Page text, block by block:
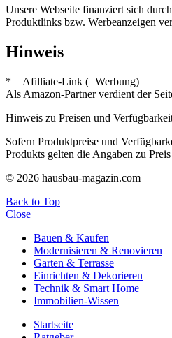
Unsere Webseite finanziert sich
Produktlinks bzw. Werbeanzeigen
Hinweis
* = Afilliate-Link (=Werbung)
Als Amazon-Partner verdient der
Hinweis zu Preisen und
Sofern Produktpreise und
Produkts gelten die Angaben zu
© 2026 hausbau-magazin.com
Back to Top
Close
Bauen & Kaufen
Modernisieren & Renovieren
Garten & Terrasse
Einrichten & Dekorieren
Technik & Smart Home
Immobilien-Wissen
Startseite